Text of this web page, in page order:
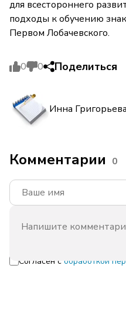
для всестороннего
подходы к обучению
Первом Лобачевского.
0 0 Поделиться
Инна Григорьева
Комментарии 0
Согласен с обработкой